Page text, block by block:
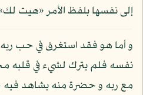
إلى نفسها بلفظ الأمر «هيت
و أما هو فقد استغرق في حب
نفسه فلم يترك لشيء في قلبه
مع ربه و حضرة منه يشاهد